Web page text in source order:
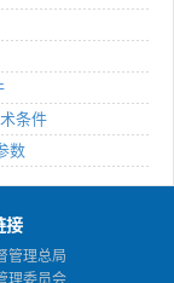
条件
数
接
管理总局
理委员会